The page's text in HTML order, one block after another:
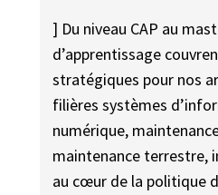
] Du niveau CAP au
d’apprentissage
stratégiques pour nos
filières systèmes
numérique,
maintenance terrestre,
au cœur de la politique